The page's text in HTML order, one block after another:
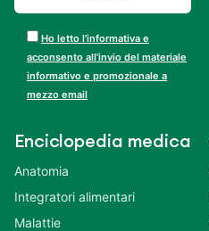
Ho letto l’informativa e
acconsento all’invio del materiale
informativo e promozionale a
mezzo email
Enciclopedia medica
Anatomia
Integratori alimentari
Malattie